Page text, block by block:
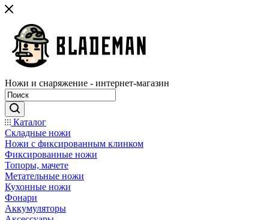
Ножи и снаряжение - интернет-магазин
Каталог
Складные ножи
Ножи с фиксированным клинком
Фиксированные ножи
Топоры, мачете
Метательные ножи
Кухонные ножи
Фонари
Аккумуляторы